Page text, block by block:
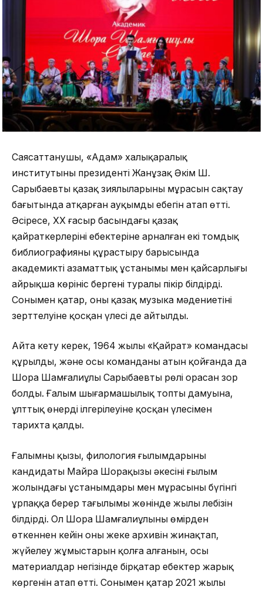
Саясаттанушы, «Адам» халықаралық
институтының президенті Жанұзақ Әкім Ш.
Сарыбаевтың қазақ зиялыларының мұрасын сақтау
бағытында атқарған ауқымды еңбегін атап өтті.
Әсіресе, ХХ ғасыр басындағы қазақ
қайраткерлерінің еңбектеріне арналған екі томдық
библиографияны құрастыру барысында
академиктің азаматтық ұстанымы мен қайсарлығы
айрықша көрініс бергені туралы пікір білдірді.
Сонымен қатар, оның қазақ музыка мәдениетінің
зерттелуіне қосқан үлесі де айтылды.
Айта кету керек, 1964 жылы «Қайрат» командасы
құрылды, және осы команданың атын қойғанда да
Шора Шамғалиұлы Сарыбаевтың рөлі орасан зор
болды. Ғалым шығармашылық топтың дамуына,
ұлттық өнердің ілгерілеуіне қосқан үлесімен
тарихта қалды.
Ғалымның қызы, филология ғылымдарының
кандидаты Майра Шорақызы әкесінің ғылым
жолындағы ұстанымдары мен мұрасының бүгінгі
ұрпаққа берер тағылымы жөнінде жылы лебізін
білдірді. Ол Шора Шамғалиұлының өмірден
өткеннен кейін оның жеке архивін жинақтап,
жүйелеу жұмыстарын қолға алғанын, осы
материалдар негізінде бірқатар еңбектер жарық
көргенін атап өтті. Сонымен қатар 2021 жылы